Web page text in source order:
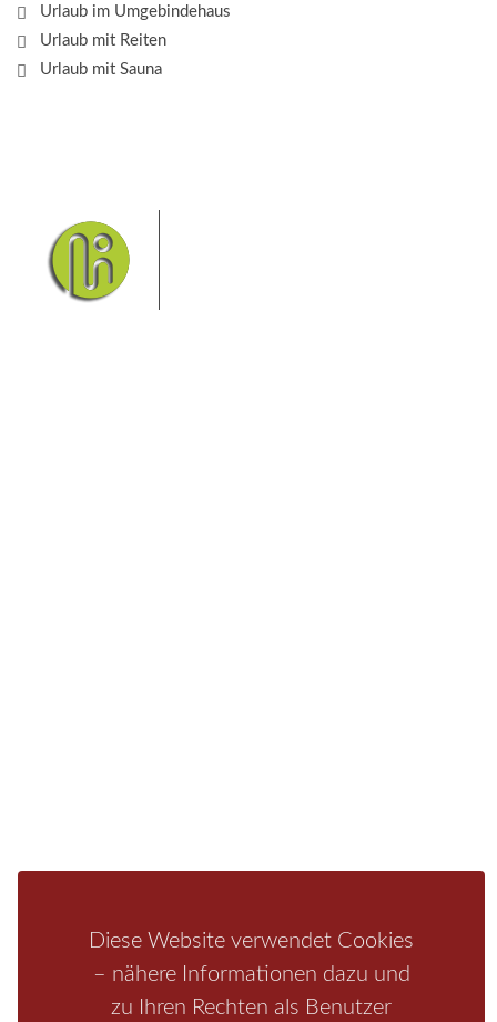
Diese Website verwendet Cookies
– nähere Informationen dazu und
zu Ihren Rechten als Benutzer
Urlaub im Umgebindehaus
Urlaub mit Reiten
Urlaub mit Sauna